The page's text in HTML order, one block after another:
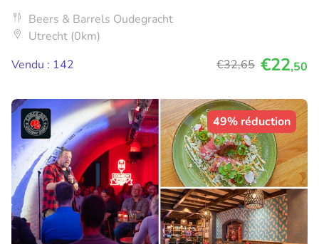
Beers & Barrels Oudegracht
Utrecht (0km)
Vendu : 142
€32,65 €22,50
49% réduction